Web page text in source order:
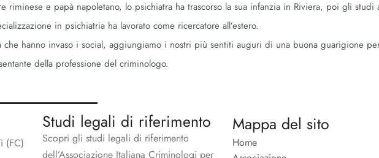
riminese e papà napoletano, lo psichiatra ha trascorso la sua infanzia in Riviera, poi gli studi
in psichiatria ha lavorato come ricercatore all’estero.
che hanno invaso i social, aggiungiamo i nostri più sentiti auguri di una buona guarigione
della professione del criminologo.
(FC)
Studi legali di riferimento
Scopri gli studi legali di riferimento
dell’Associazione Italiana Criminologi per
Mappa del sito
Home